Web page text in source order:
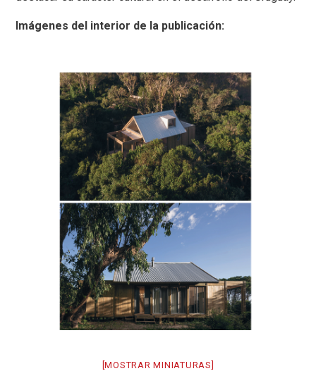
Imágenes del interior de la publicación:
[MOSTRAR MINIATURAS]